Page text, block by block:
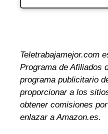
Teletrabajamejor.com
Programa de Afiliados
programa publicitario
proporcionar a los
obtener comisiones
enlazar a Amazon.es.